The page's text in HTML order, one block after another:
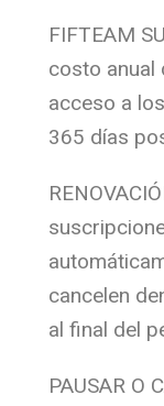
FIFTEAM
costo anual
acceso a
365 días
cancelen
al final del
PAUSAR O